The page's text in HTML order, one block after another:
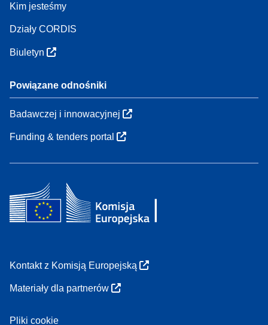
Kim jesteśmy
Działy CORDIS
Biuletyn
Powiązane odnośniki
Badawczej i innowacyjnej
Funding & tenders portal
Kontakt z Komisją Europejską
Materiały dla partnerów
Pliki cookie